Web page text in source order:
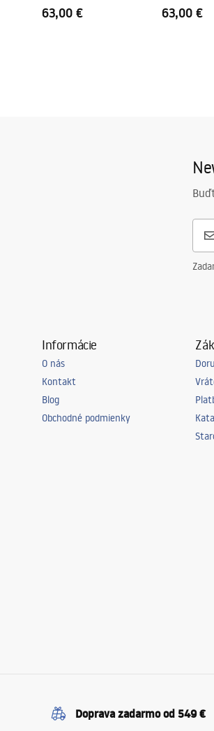
63,00 € 63,00 €
Informácie
O nás
Kontakt
Blog
Obchodné podmienky
Doprava zadarmo od 549 €